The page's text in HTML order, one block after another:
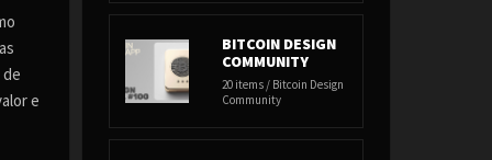
e
BITCOIN DESIGN
COMMUNITY
20 items / Bitcoin Design
Community